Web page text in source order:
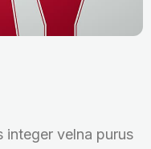
integer velna purus